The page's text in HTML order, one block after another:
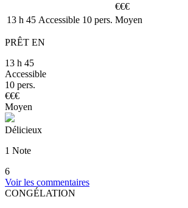
€€€
13 h 45 Accessible 10 pers. Moyen
PRÊT EN
13 h 45
Accessible
10 pers.
€€€
Moyen
Délicieux
1 Note
6
Voir les commentaires
CONGÉLATION